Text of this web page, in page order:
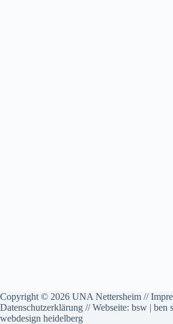
Copyright © 2026 UNA Nettersheim //
Datenschutzerklärung // Webseite: bsw | ben
webdesign heidelberg